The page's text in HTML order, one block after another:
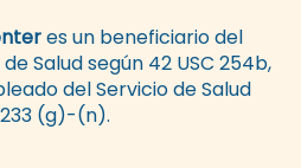
es un beneficiario del
Salud según 42 USC 254b,
del Servicio de Salud
233 (g)-(n).